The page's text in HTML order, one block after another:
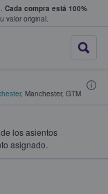
Cada compra está 100%
valor original.
donde
, Manchester, GTM
los asientos
asignado.